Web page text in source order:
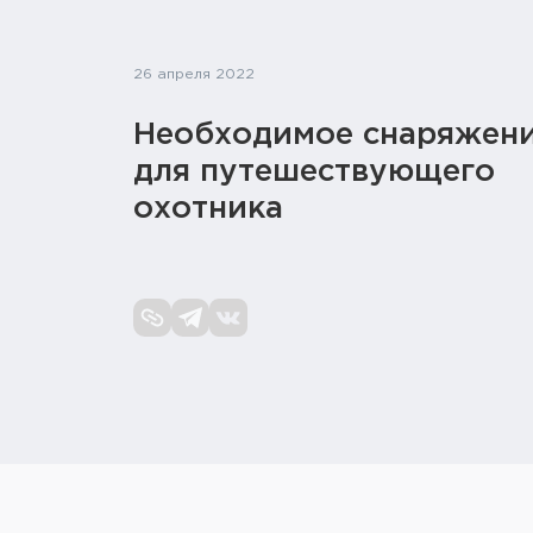
26 апреля 2022
Необходимое
для путешествующего
охотника